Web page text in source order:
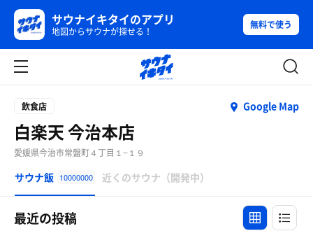
サウナイキタイのアプリ
地図からサウナが探せる！
無料で使う
飲食店 Google Map
白楽天 今治本店
愛媛県今治市常盤町４丁目１−１９
サウナ飯 10000000 近くのサウナ（開発中）
最近の投稿